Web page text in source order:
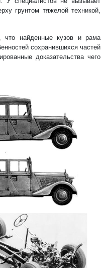
грунтом тяжелой техникой,
что найденные кузов и рама
сохранившихся частей
доказательства чего